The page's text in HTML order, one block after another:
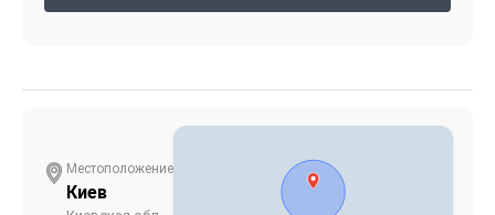
Местоположение
Киев